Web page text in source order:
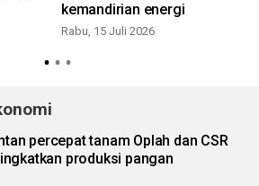
kemandirian energi
Rabu, 15 Juli 2026
percepat tanam Oplah dan CSR
produksi pangan